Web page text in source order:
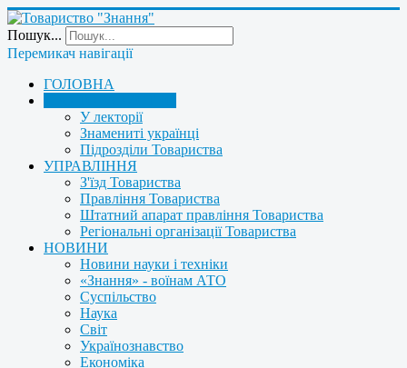
Пошук...
Перемикач навігації
ГОЛОВНА
У лекторії
Знамениті українці
Підрозділи Товариства
УПРАВЛІННЯ
З'їзд Товариства
Правління Товариства
Штатний апарат правління Товариства
Регіональні організації Товариства
НОВИНИ
Новини науки і техніки
«Знання» - воїнам АТО
Суспільство
Наука
Світ
Українознавство
Економіка